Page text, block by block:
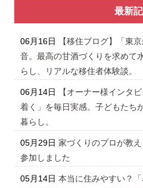
最新
06月16日
【移住ブログ】「東
音。最高の甘酒づくりを求めて
らし、リアルな移住者体験談。
06月14日
【オーナー様インタ
着く」を毎日実感。子どもたち
暮らし。
05月29日 家づくりのプロが教
参加しました
05月14日 本当に住みやすい？